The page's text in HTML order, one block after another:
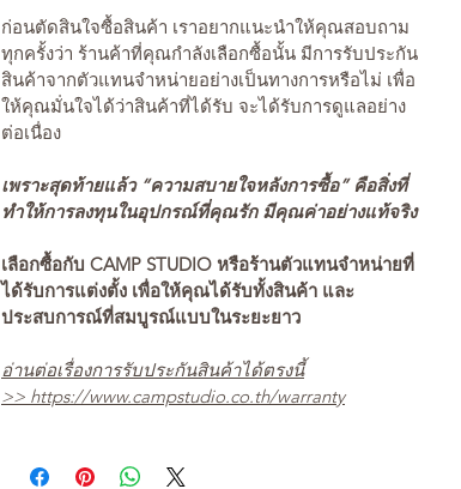
ก่อนตัดสินใจซื้อสินค้า เราอยากแนะนำให้คุณสอบถาม
ทุกครั้งว่า ร้านค้าที่คุณกำลังเลือกซื้อนั้น มีการรับประกัน
สินค้าจากตัวแทนจำหน่ายอย่างเป็นทางการหรือไม่ เพื่อ
ให้คุณมั่นใจได้ว่าสินค้าที่ได้รับ จะได้รับการดูแลอย่าง
ต่อเนื่อง
เพราะสุดท้ายแล้ว “ความสบายใจหลังการซื้อ” คือสิ่งที่
ทำให้การลงทุนในอุปกรณ์ที่คุณรัก มีคุณค่าอย่างแท้จริง
เลือกซื้อกับ CAMP STUDIO หรือร้านตัวแทนจำหน่ายที่
ได้รับการแต่งตั้ง เพื่อให้คุณได้รับทั้งสินค้า และ
ประสบการณ์ที่สมบูรณ์แบบในระยะยาว
อ่านต่อเรื่องการรับประกันสินค้าได้ตรงนี้
>> https://www.campstudio.co.th/warranty